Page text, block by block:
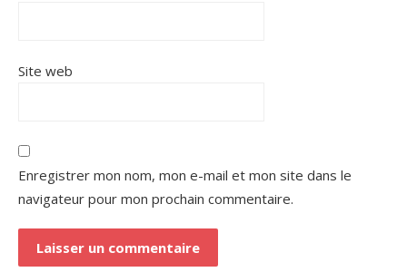
Site web
Enregistrer mon nom, mon e-mail et mon site dans le
navigateur pour mon prochain commentaire.